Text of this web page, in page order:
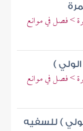
> فصل في موانع
)
> فصل في موانع
) للسفيه